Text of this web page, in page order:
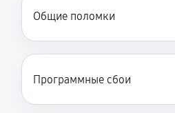
Общие поломки
Программные сбои